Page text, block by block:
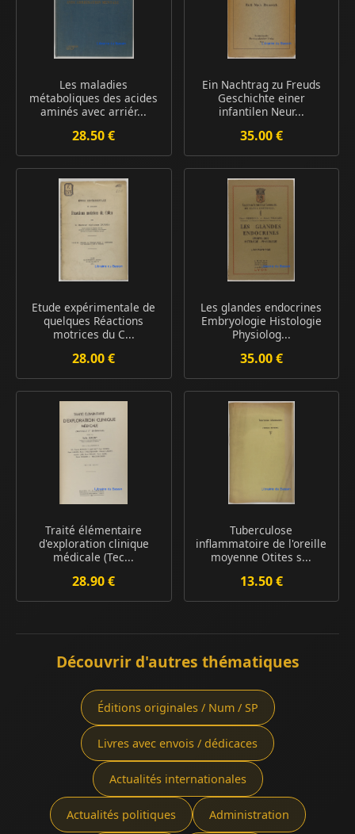
Les maladies
métaboliques des acides
aminés avec arriér...
28.50 €
Ein Nachtrag zu Freuds
Geschichte einer
infantilen Neur...
35.00 €
Etude expérimentale de
quelques Réactions
motrices du C...
28.00 €
Les glandes endocrines
Embryologie Histologie
Physiolog...
35.00 €
Traité élémentaire
d'exploration clinique
médicale (Tec...
28.90 €
Tuberculose
inflammatoire de l'oreille
moyenne Otites s...
13.50 €
Découvrir d'autres thématiques
Éditions originales / Num / SP
Livres avec envois / dédicaces
Actualités internationales
Actualités politiques Administration